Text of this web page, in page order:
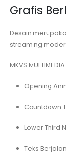
Grafis
Desain
streaming
MKVS
Opening
Countdown
Lower Third
Teks